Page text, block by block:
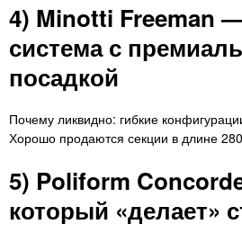
4) Minotti Freeman
система с
посадкой
Почему ликвидно: гибкие
Хорошо продаются секции в длине
5) Poliform
который «делает»